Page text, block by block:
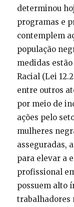
determinou
programas e
contemplem
população
medidas
Racial (Lei
entre outros
por meio de
ações pelo
mulheres
asseguradas,
para elevar a
profissional
possuem alto
trabalhadores